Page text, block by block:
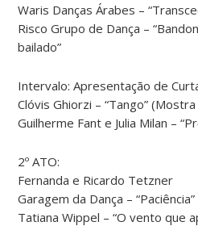
Waris Danças Árabes –
Risco Grupo de Dança –
bailado”
Intervalo: Apresentação de
Clóvis Ghiorzi – “Tango”
Guilherme Fant e Julia Milan –
2º ATO:
Fernanda e Ricardo Tetzner
Garagem da Dança – “Paciência”
Tatiana Wippel – “O vento que